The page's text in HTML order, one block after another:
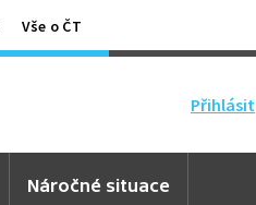
Vše o ČT
Přihlásit
Náročné situace